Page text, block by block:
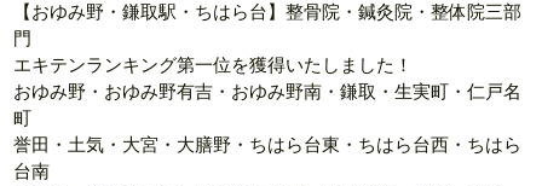
【おゆみ野・鎌取駅・ちはら台】整骨院・鍼灸院・整体院三部
門
エキテンランキング第一位を獲得いたしました！
おゆみ野・おゆみ野有吉・おゆみ野南・鎌取・生実町・仁戸名
町
誉田・土気・大宮・大膳野・ちはら台東・ちはら台西・ちはら
台南